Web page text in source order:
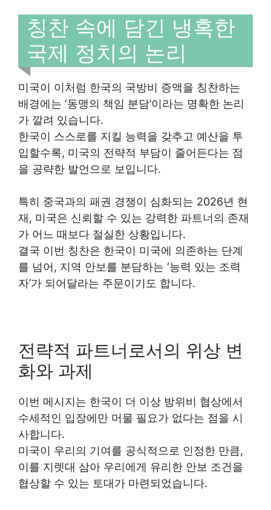
칭찬 속에 담긴 냉혹한
국제 정치의 논리
미국이 이처럼 한국의 국방비 증액을 칭찬하는
배경에는 ‘동맹의 책임 분담’이라는 명확한 논리
가 깔려 있습니다.
한국이 스스로를 지킬 능력을 갖추고 예산을 투
입할수록, 미국의 전략적 부담이 줄어든다는 점
을 공략한 발언으로 보입니다.
특히 중국과의 패권 경쟁이 심화되는 2026년 현
재, 미국은 신뢰할 수 있는 강력한 파트너의 존재
가 어느 때보다 절실한 상황입니다.
결국 이번 칭찬은 한국이 미국에 의존하는 단계
를 넘어, 지역 안보를 분담하는 ‘능력 있는 조력
자’가 되어달라는 주문이기도 합니다.
전략적 파트너로서의 위상 변
화와 과제
이번 메시지는 한국이 더 이상 방위비 협상에서
수세적인 입장에만 머물 필요가 없다는 점을 시
사합니다.
미국이 우리의 기여를 공식적으로 인정한 만큼,
이를 지렛대 삼아 우리에게 유리한 안보 조건을
협상할 수 있는 토대가 마련되었습니다.